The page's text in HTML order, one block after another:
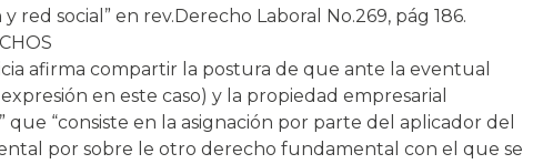
red social” en rev.Derecho Laboral No.269, pág 186.
afirma compartir la postura de que ante la eventual
en este caso) y la propiedad empresarial
“consiste en la asignación por parte del aplicador del
por sobre le otro derecho fundamental con el que se